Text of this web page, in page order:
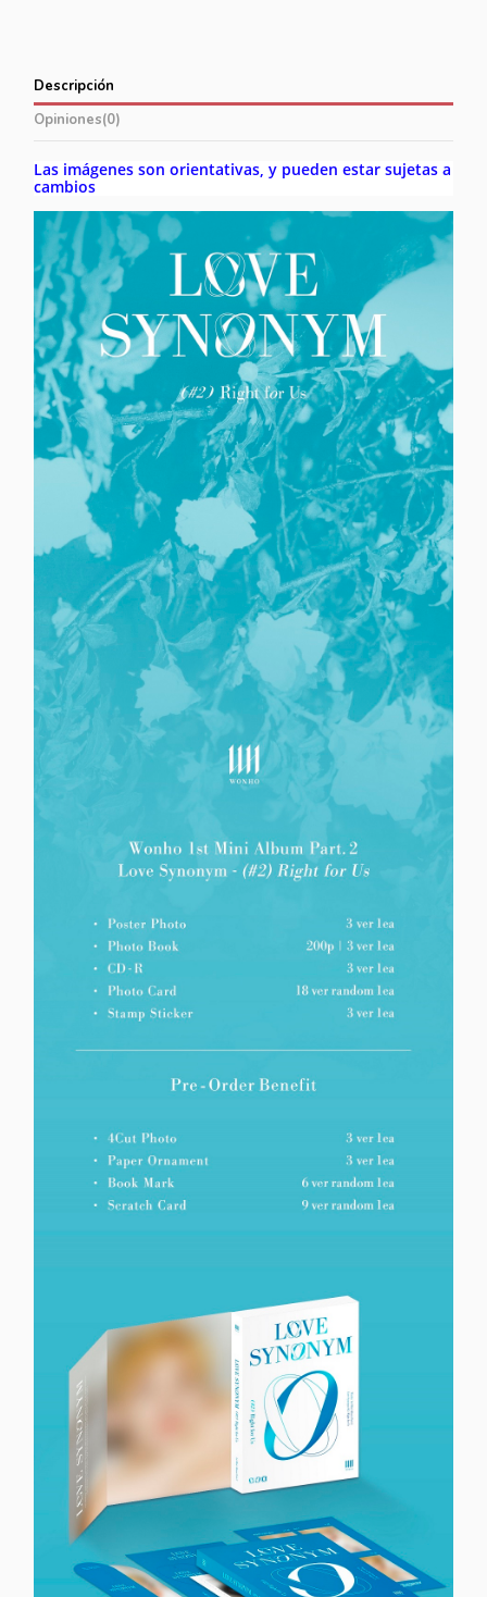
Descripción
Opiniones(0)
Las imágenes son orientativas, y pueden estar sujetas a
cambios